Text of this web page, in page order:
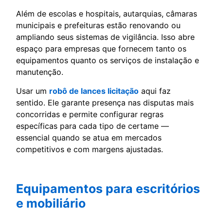
Além de escolas e hospitais, autarquias, câmaras
municipais e prefeituras estão renovando ou
ampliando seus sistemas de vigilância. Isso abre
espaço para empresas que fornecem tanto os
equipamentos quanto os serviços de instalação e
manutenção.
Usar um robô de lances licitação aqui faz
sentido. Ele garante presença nas disputas mais
concorridas e permite configurar regras
específicas para cada tipo de certame —
essencial quando se atua em mercados
competitivos e com margens ajustadas.
Equipamentos para escritórios
e mobiliário